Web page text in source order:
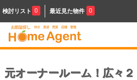
検討リスト 0 最近見た物件 0
元オーナールーム！広々２